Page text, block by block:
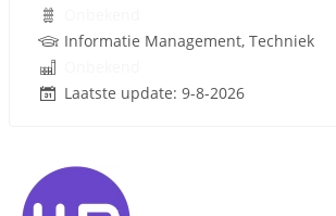
Informatie Management, Techniek
Laatste update: 9-8-2026